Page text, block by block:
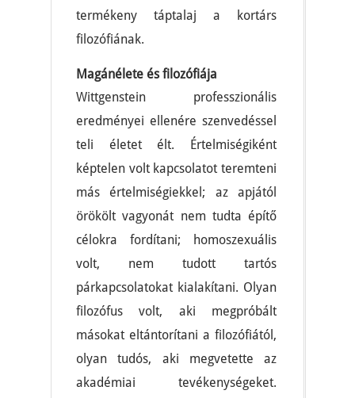
termékeny táptalaj a kortárs
filozófiának.
Magánélete és filozófiája
Wittgenstein professzionális
eredményei ellenére szenvedéssel
teli életet élt. Értelmiségiként
képtelen volt kapcsolatot teremteni
más értelmiségiekkel; az apjától
örökölt vagyonát nem tudta építő
célokra fordítani; homoszexuális
volt, nem tudott tartós
párkapcsolatokat kialakítani. Olyan
filozófus volt, aki megpróbált
másokat eltántorítani a filozófiától,
olyan tudós, aki megvetette az
akadémiai tevékenységeket.